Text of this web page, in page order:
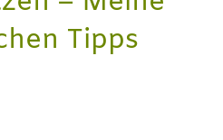
Tipps